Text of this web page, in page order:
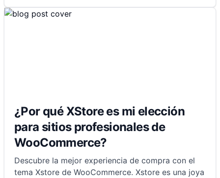
¿Por qué XStore es mi elección
para sitios profesionales de
WooCommerce?
Descubre la mejor experiencia de compra con el
tema Xstore de WooCommerce. Xstore es una joya